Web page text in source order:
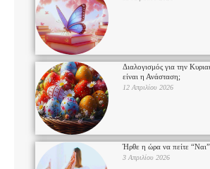
Διαλογισμός για την
είναι η Ανάσταση;
12 Απριλίου 2026
Ήρθε η ώρα να πείτε
3 Απριλίου 2026